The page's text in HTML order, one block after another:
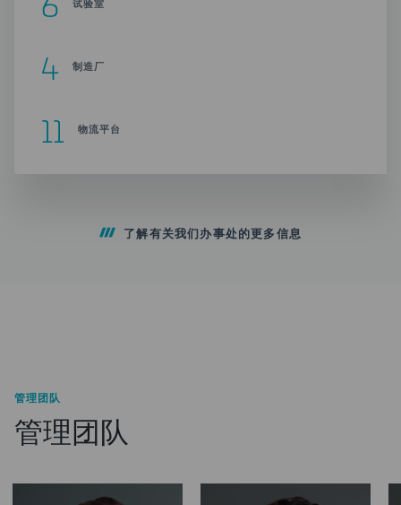
4 制造厂
11 物流平台
了解有关我们办事处的更多信息
管理团队
管理团队